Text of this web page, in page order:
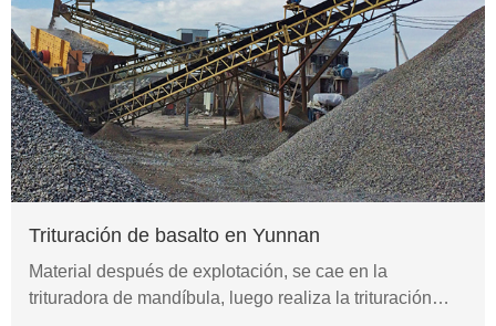
Trituración de basalto en Yunnan
Material después de explotación, se cae en la
trituradora de mandíbula, luego realiza la trituración…